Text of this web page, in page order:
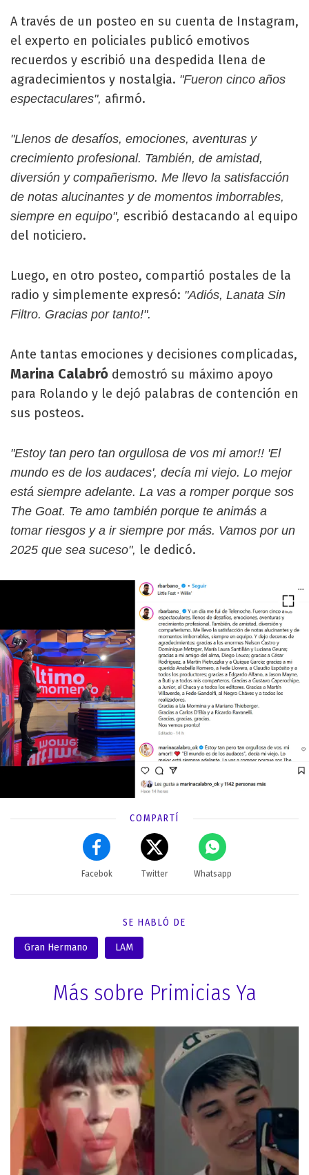
A través de un posteo en su cuenta de Instagram,
el experto en policiales publicó emotivos
recuerdos y escribió una despedida llena de
agradecimientos y nostalgia. "Fueron cinco años
espectaculares", afirmó.
"Llenos de desafíos, emociones, aventuras y
crecimiento profesional. También, de amistad,
diversión y compañerismo. Me llevo la satisfacción
de notas alucinantes y de momentos imborrables,
siempre en equipo", escribió destacando al equipo
del noticiero.
Luego, en otro posteo, compartió postales de la
radio y simplemente expresó: "Adiós, Lanata Sin
Filtro. Gracias por tanto!".
Ante tantas emociones y decisiones complicadas,
Marina Calabró demostró su máximo apoyo
para Rolando y le dejó palabras de contención en
sus posteos.
"Estoy tan pero tan orgullosa de vos mi amor!! 'El
mundo es de los audaces', decía mi viejo. Lo mejor
está siempre adelante. La vas a romper porque sos
The Goat. Te amo también porque te animás a
tomar riesgos y a ir siempre por más. Vamos por un
2025 que sea suceso", le dedicó.
COMPARTÍ
Facebok Twitter Whatsapp
SE HABLÓ DE
Gran Hermano LAM
Más sobre Primicias Ya